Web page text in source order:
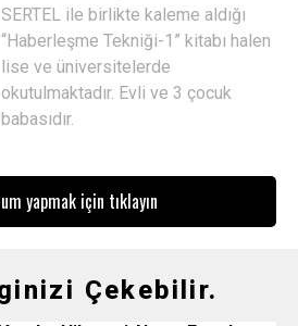
SERTEL ile birlikte kaleme aldığı
“Haberleşme Tekniği-1” kitabı halen
lise ve üniversitelerde
okutulmaktadır. Evli ve 3 çocuk
babasıdır.
yapmak için tıklayın
Çekebilir.